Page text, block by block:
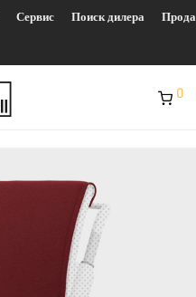
Сервис Поиск дилера
0